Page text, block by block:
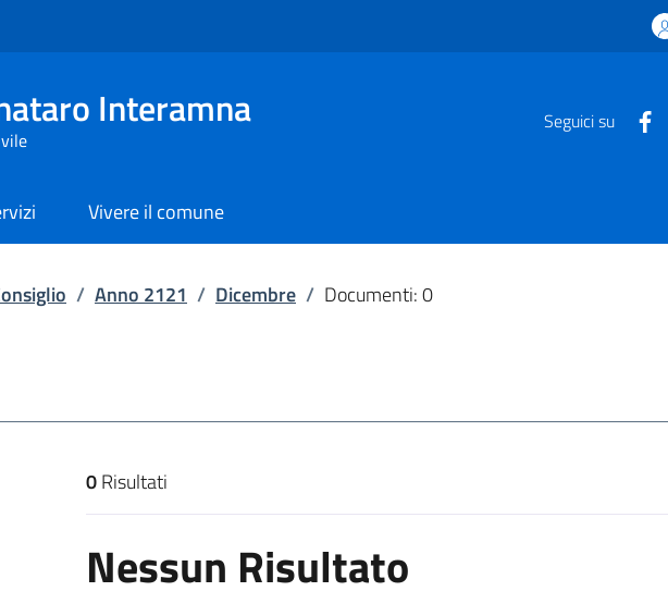
Interamna Seguici su
Vivere il comune
/ Anno 2121 / Dicembre / Documenti: 0
Risultati di ricerca
0Risultati
Nessun Risultato